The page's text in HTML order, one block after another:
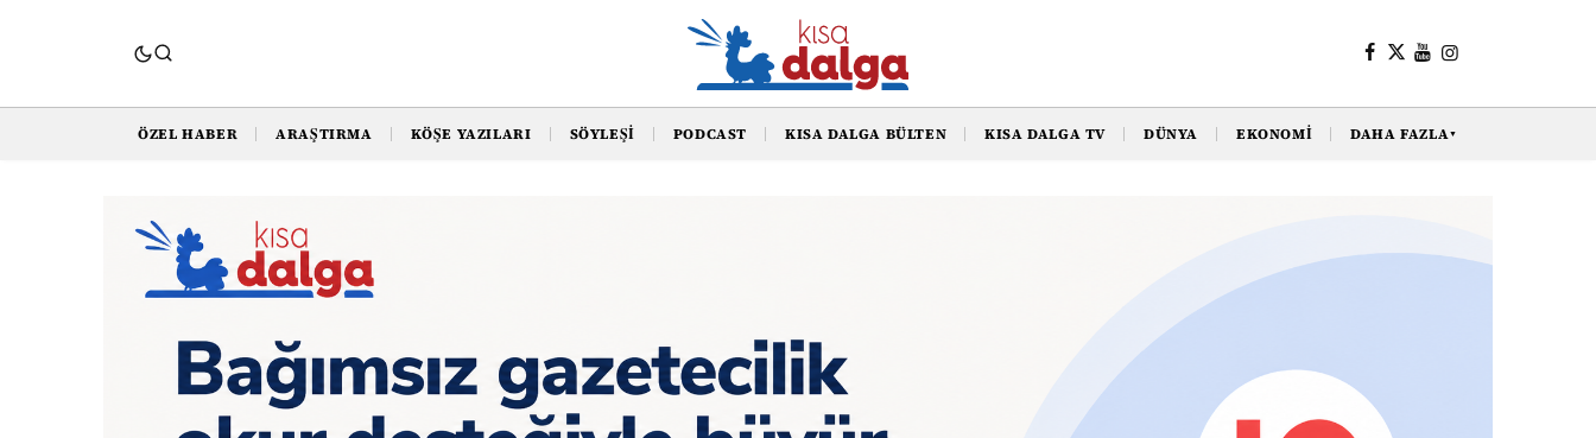
ÖZEL HABER ARAŞTIRMA KÖŞE YAZILARI SÖYLEŞI PODCAST KISA DALGA BÜLTEN KISA DALGA TV DÜNYA EKONOMI DAHA FAZLA▼